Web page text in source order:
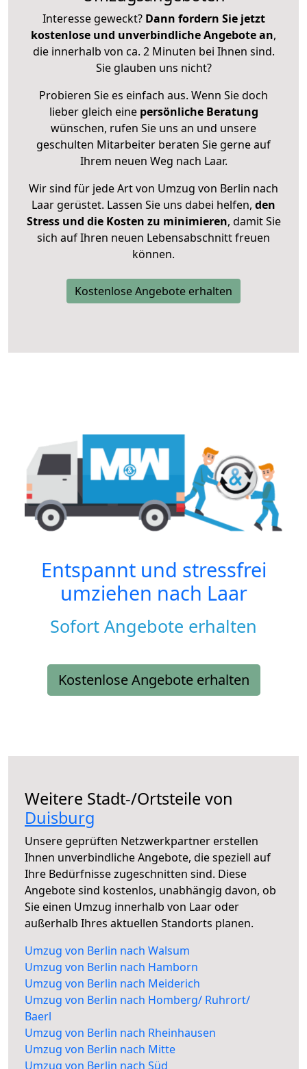
Interesse geweckt? Dann fordern Sie jetzt
kostenlose und unverbindliche Angebote an,
die innerhalb von ca. 2 Minuten bei Ihnen sind.
Sie glauben uns nicht?
Probieren Sie es einfach aus. Wenn Sie doch
lieber gleich eine persönliche Beratung
wünschen, rufen Sie uns an und unsere
geschulten Mitarbeiter beraten Sie gerne auf
Ihrem neuen Weg nach Laar.
Wir sind für jede Art von Umzug von Berlin nach
Laar gerüstet. Lassen Sie uns dabei helfen, den
Stress und die Kosten zu minimieren, damit Sie
sich auf Ihren neuen Lebensabschnitt freuen
können.
Kostenlose Angebote erhalten
Entspannt und stressfrei
umziehen nach Laar
Sofort Angebote erhalten
Kostenlose Angebote erhalten
Weitere Stadt-/Ortsteile von
Duisburg
Unsere geprüften Netzwerkpartner erstellen
Ihnen unverbindliche Angebote, die speziell auf
Ihre Bedürfnisse zugeschnitten sind. Diese
Angebote sind kostenlos, unabhängig davon, ob
Sie einen Umzug innerhalb von Laar oder
außerhalb Ihres aktuellen Standorts planen.
Umzug von Berlin nach Walsum
Umzug von Berlin nach Hamborn
Umzug von Berlin nach Meiderich
Umzug von Berlin nach Homberg/ Ruhrort/
Baerl
Umzug von Berlin nach Rheinhausen
Umzug von Berlin nach Mitte
Umzug von Berlin nach Süd